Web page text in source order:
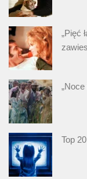
„Pięć
„Noce
Top